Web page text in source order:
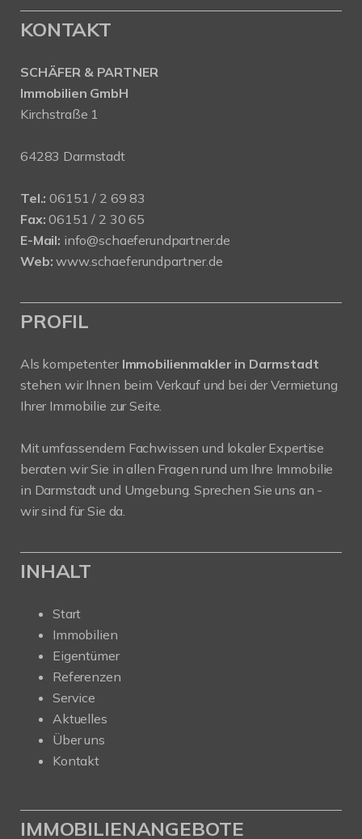
KONTAKT
SCHÄFER & PARTNER
Immobilien GmbH
Kirchstraße 1
64283 Darmstadt
Tel.: 06151 / 2 69 83
Fax: 06151 / 2 30 65
E-Mail: info@schaeferundpartner.de
Web: www.schaeferundpartner.de
PROFIL
Als kompetenter Immobilienmakler in Darmstadt
stehen wir Ihnen beim Verkauf und bei der Vermietung
Ihrer Immobilie zur Seite.
Mit umfassendem Fachwissen und lokaler Expertise
beraten wir Sie in allen Fragen rund um Ihre Immobilie
in Darmstadt und Umgebung. Sprechen Sie uns an -
wir sind für Sie da.
INHALT
Start
Immobilien
Eigentümer
Referenzen
Service
Aktuelles
Über uns
Kontakt
IMMOBILIENANGEBOTE